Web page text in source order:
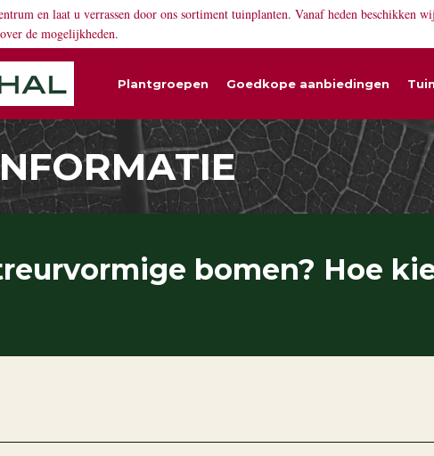
en laat u verrassen door ons sortiment tuinplanten. Vanaf heden beschikken
de mogelijkheden.
Plantgroepen Goedkope aanbiedingen
bomen? Hoe